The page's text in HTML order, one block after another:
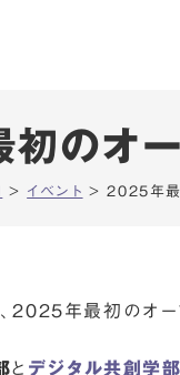
のオー
> イベント >2025年最
2025年最初のオー
と デジタル共創学部